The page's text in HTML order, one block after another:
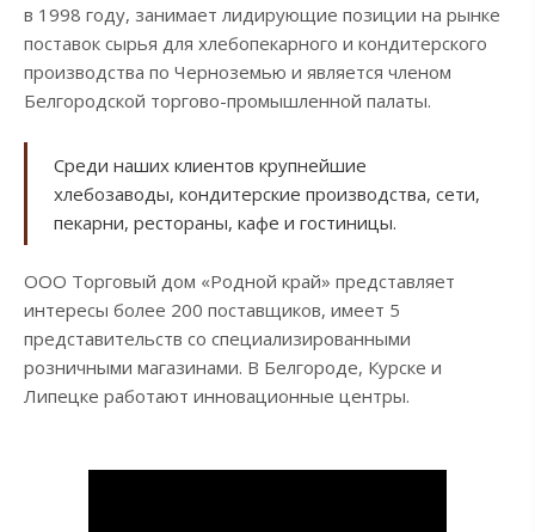
в 1998 году, занимает лидирующие позиции на рынке
поставок сырья для хлебопекарного и кондитерского
производства по Черноземью и является членом
Белгородской торгово-промышленной палаты.
Среди наших клиентов крупнейшие
хлебозаводы, кондитерские производства, сети,
пекарни, рестораны, кафе и гостиницы.
ООО Торговый дом «Родной край» представляет
интересы более 200 поставщиков, имеет 5
представительств со специализированными
розничными магазинами. В Белгороде, Курске и
Липецке работают инновационные центры.